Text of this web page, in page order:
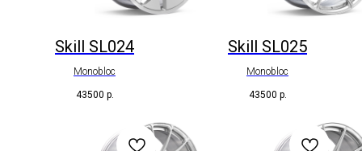
Skill SL024
Monobloc
43500 р.
Skill SL025
Monobloc
43500 р.